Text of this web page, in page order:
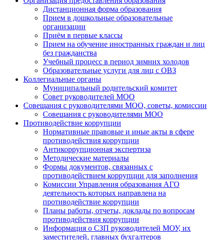
Дистанционная форма образования
Прием в дошкольные образовательные
организации
Приём в первые классы
Прием на обучение иностранных граждан и лиц
без гражданства
Учебный процесс в период зимних холодов
Образовательные услуги для лиц с ОВЗ
Коллегиальные органы
Муниципальный родительский комитет
Совет руководителей МОО
Совещания с руководителями МОО, советы, комиссии
Совещания с руководителями МОО
Противодействие коррупции
Нормативные правовые и иные акты в сфере
противодействия коррупции
Антикоррупционная экспертиза
Методические материалы
Формы документов, связанных с
противодействием коррупции для заполнения
Комиссии Управления образования АГО
деятельность которых направлена на
противодействие коррупции
Планы работы, отчеты, доклады по вопросам
противодействия коррупции
Информация о СЗП руководителей МОУ, их
заместителей, главных бухгалтеров